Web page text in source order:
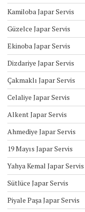
Kamiloba Japar Servis
Güzelce Japar Servis
Ekinoba Japar Servis
Dizdariye Japar Servis
Çakmaklı Japar Servis
Celaliye Japar Servis
Alkent Japar Servis
Ahmediye Japar Servis
19 Mayıs Japar Servis
Yahya Kemal Japar Servis
Sütlüce Japar Servis
Piyale Paşa Japar Servis